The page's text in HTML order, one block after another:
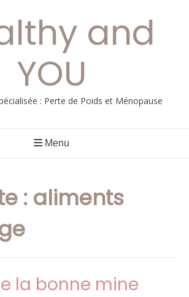
and
YOU
: Perte de Poids et Ménopause
Menu
: aliments
la bonne mine